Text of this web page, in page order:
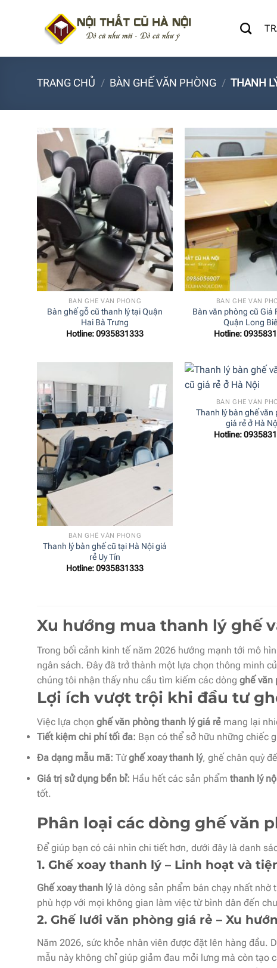
TRANG CHỦ / BÀN GHẾ VĂN PHÒNG / THANH
BÀN GHẾ VĂN PHÒNG
Bàn ghế gỗ cũ thanh lý tại Quận
Hai Bà Trưng
Hotline: 0935831333
+
BÀN GHẾ VĂN
Bàn văn phòng cũ Giá
Quận Long
Hotline:
BÀN GHẾ VĂN PHÒNG
Thanh lý bàn ghế cũ tại Hà Nội giá
rẻ Uy Tín
Hotline: 0935831333
BÀN GHẾ VĂN
Thanh lý bàn ghế văn
giá rẻ ở Hà
Hotline:
Xu hướng mua thanh lý ghế
Trong bối cảnh kinh tế năm 2026 hướng mạnh tới mô
ngân sách. Đây đã trở thành một lựa chọn thông minh
chúng tôi nhận thấy nhu cầu tìm kiếm các dòng ghế văn
Lợi ích vượt trội khi đầu tư
Việc lựa chọn ghế văn phòng thanh lý giá rẻ mang lại
Tiết kiệm chi phí tối đa: Bạn có thể sở hữu những chiếc
Đa dạng mẫu mã: Từghế xoay thanh lý, ghế chân quỳ
Giá trị sử dụng bền bỉ: Hầu hết các sản phẩm thanh lý
tốt.
Phân loại các dòng ghế văn
Để giúp bạn có cái nhìn chi tiết hơn, dưới đây là danh
1. Ghế xoay thanh lý – Linh hoạt và
Ghế xoay thanh lýlà dòng sản phẩm bán chạy nhất nhờ
phù hợp với mọi không gian làm việc từ bình dân đến
2. Ghế lưới văn phòng giá rẻ – Xu
Năm 2026, sức khỏe nhân viên được đặt lên hàng đầu.
mẫu này không chỉ giúp giảm đau mỏi lưng mà còn tạo